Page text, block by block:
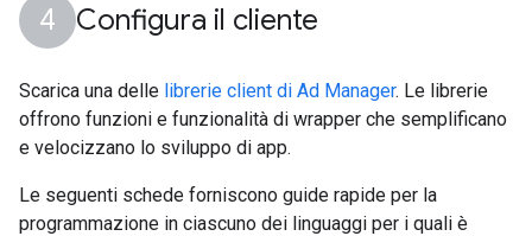
Configura il cliente
Scarica una delle librerie client di Ad Manager. Le librerie
offrono funzioni e funzionalità di wrapper che semplificano
e velocizzano lo sviluppo di app.
Le seguenti schede forniscono guide rapide per la
programmazione in ciascuno dei linguaggi per i quali è